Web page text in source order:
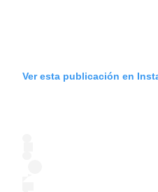
Ver esta publicación en